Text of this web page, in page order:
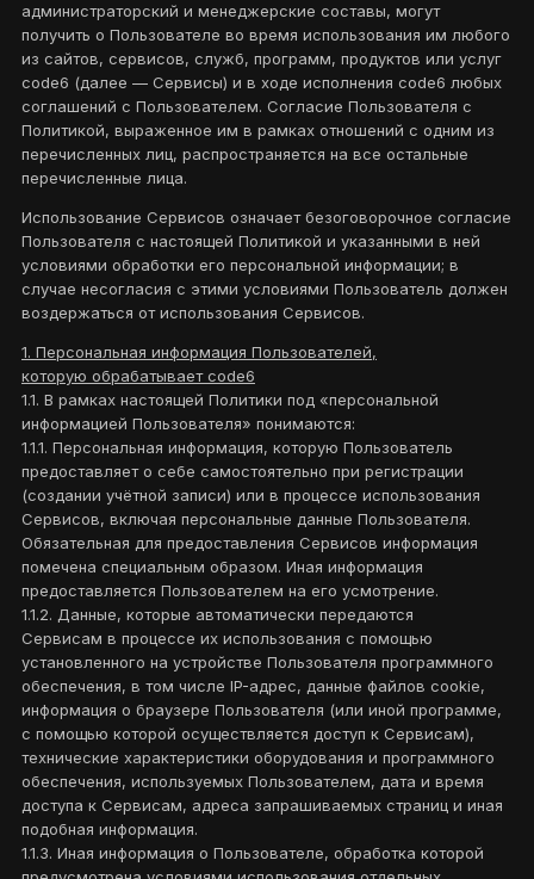
администраторский и менеджерские составы, могут
получить о Пользователе во время использования им любого
из сайтов, сервисов, служб, программ, продуктов или услуг
code6 (далее — Сервисы) и в ходе исполнения code6 любых
соглашений с Пользователем. Согласие Пользователя с
Политикой, выраженное им в рамках отношений с одним из
перечисленных лиц, распространяется на все остальные
перечисленные лица.
Использование Сервисов означает безоговорочное согласие
Пользователя с настоящей Политикой и указанными в ней
условиями обработки его персональной информации; в
случае несогласия с этими условиями Пользователь должен
воздержаться от использования Сервисов.
1. Персональная информация Пользователей,
которую обрабатывает code6
1.1. В рамках настоящей Политики под «персональной
информацией Пользователя» понимаются:
1.1.1. Персональная информация, которую Пользователь
предоставляет о себе самостоятельно при регистрации
(создании учётной записи) или в процессе использования
Сервисов, включая персональные данные Пользователя.
Обязательная для предоставления Сервисов информация
помечена специальным образом. Иная информация
предоставляется Пользователем на его усмотрение.
1.1.2. Данные, которые автоматически передаются
Сервисам в процессе их использования с помощью
установленного на устройстве Пользователя программного
обеспечения, в том числе IP-адрес, данные файлов cookie,
информация о браузере Пользователя (или иной программе,
с помощью которой осуществляется доступ к Сервисам),
технические характеристики оборудования и программного
обеспечения, используемых Пользователем, дата и время
доступа к Сервисам, адреса запрашиваемых страниц и иная
подобная информация.
1.1.3. Иная информация о Пользователе, обработка которой